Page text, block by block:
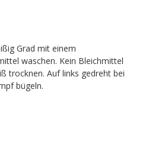
Grad mit einem
waschen. Kein Bleichmittel
trocknen. Auf links gedreht bei
bügeln.